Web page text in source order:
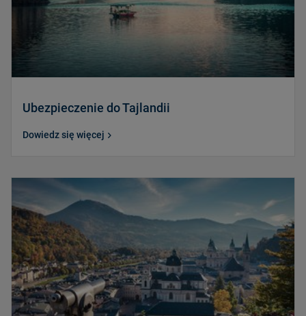
Ubezpieczenie do Tajlandii
Dowiedz się więcej